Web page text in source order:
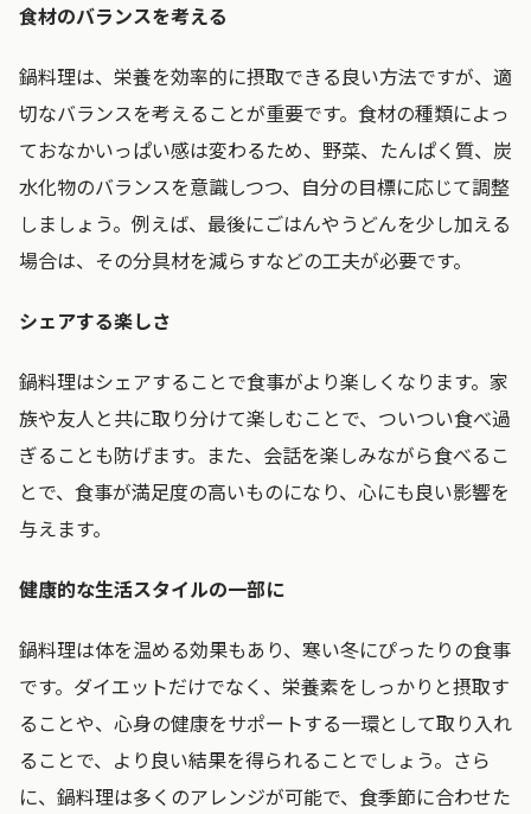
食材のバランスを考える
鍋料理は、栄養を効率的に摂取できる良い方法ですが、適
切なバランスを考えることが重要です。食材の種類によっ
ておなかいっぱい感は変わるため、野菜、たんぱく質、炭
水化物のバランスを意識しつつ、自分の目標に応じて調整
しましょう。例えば、最後にごはんやうどんを少し加える
場合は、その分具材を減らすなどの工夫が必要です。
シェアする楽しさ
鍋料理はシェアすることで食事がより楽しくなります。家
族や友人と共に取り分けて楽しむことで、ついつい食べ過
ぎることも防げます。また、会話を楽しみながら食べるこ
とで、食事が満足度の高いものになり、心にも良い影響を
与えます。
健康的な生活スタイルの一部に
鍋料理は体を温める効果もあり、寒い冬にぴったりの食事
です。ダイエットだけでなく、栄養素をしっかりと摂取す
ることや、心身の健康をサポートする一環として取り入れ
ることで、より良い結果を得られることでしょう。さら
に、鍋料理は多くのアレンジが可能で、食季節に合わせた